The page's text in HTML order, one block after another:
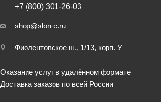
+7 (800) 301-26-03
shop@slon-e.ru
Фиолентовское ш., 1/13, корп. У
Оказание услуг в удалённом формате
Доставка заказов по всей России